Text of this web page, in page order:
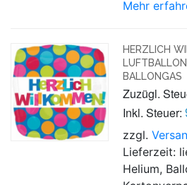
Mehr
HERZLICH
BALLONGAS
Zuzügl.
Inkl. Steuer:
zzgl.
Lieferzeit:
Helium,